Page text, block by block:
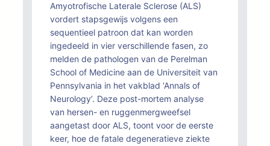
Amyotrofische Laterale Sclerose (ALS)
vordert stapsgewijs volgens een
sequentieel patroon dat kan worden
ingedeeld in vier verschillende fasen, zo
melden de pathologen van de Perelman
School of Medicine aan de Universiteit van
Pennsylvania in het vakblad ‘Annals of
Neurology’. Deze post-mortem analyse
van hersen- en ruggenmergweefsel
aangetast door ALS, toont voor de eerste
keer, hoe de fatale degeneratieve ziekte